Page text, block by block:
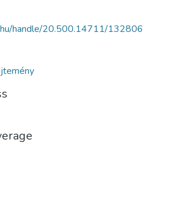
handle/20.500.14711/132806